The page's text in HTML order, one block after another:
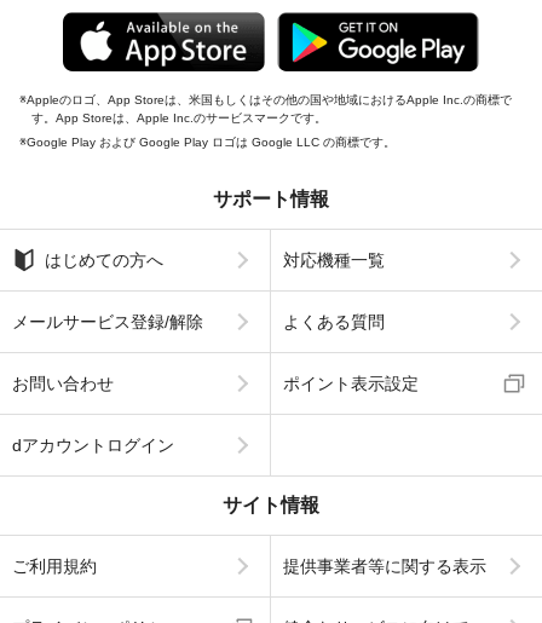
Appleのロゴ、App Storeは、米国もしくはその他の国や地域におけるApple Inc.の商標で
す。App Storeは、Apple Inc.のサービスマークです。
Google Play および Google Play ロゴは Google LLC の商標です。
サポート情報
はじめての方へ 対応機種一覧
メールサービス登録/解除 よくある質問
お問い合わせ ポイント表示設定
dアカウントログイン
サイト情報
ご利用規約 提供事業者等に関する表示